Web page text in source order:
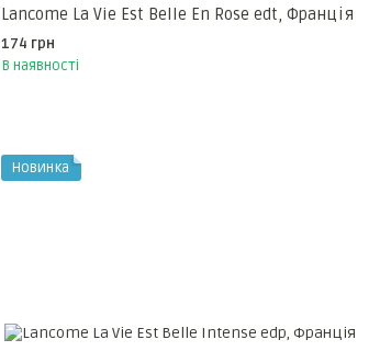
Lancome La Vie Est Belle En Rose edt, Франція
174 грн
В наявності
Новинка